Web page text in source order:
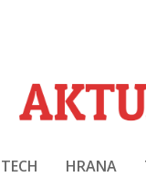
TECH HRANA